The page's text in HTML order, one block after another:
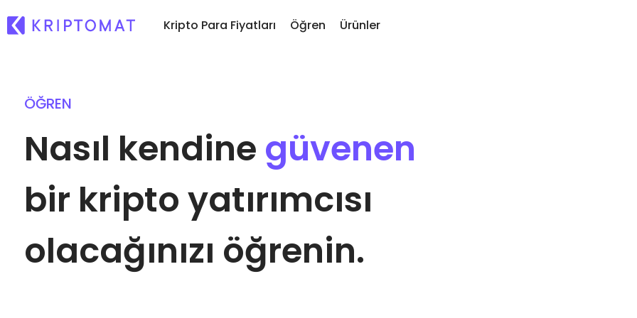
Kripto Para Fiyatları
En Çok Kazananlar ve
Kaybedenler
Almış olsaydım şimdi ne kadar
olurdu: 100€ değerinde …
Öğren Ürünler
Kripto Takas Et
1.000'den fazla çift seçeneği
Akıllı Portföyler
Kriptoya yatırım yapmanın akıllı yolu
Kriptomat Cüzdan
Güvenli ve basit bir kripto cüzdanı
Vault
Geleceğiniz için kripto biriktirin
ÖĞREN
Nasıl kendine güvenen
bir kripto yatırımcısı
olacağınızı öğrenin.